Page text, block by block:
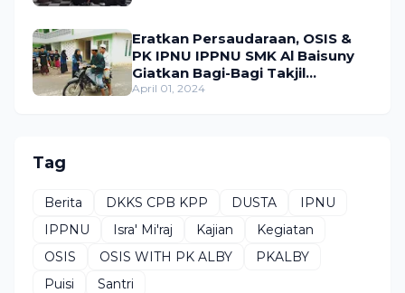
Eratkan Persaudaraan, OSIS &
PK IPNU IPPNU SMK Al Baisuny
Giatkan Bagi-Bagi Takjil
Sekaligus Bukber.
April 01, 2024
Tag
Berita DKKS CPB KPP DUSTA
IPNU
IPPNU
Isra' Mi'raj Kajian
Kegiatan
OSIS
OSIS WITH PK ALBY
PKALBY
Puisi
Santri